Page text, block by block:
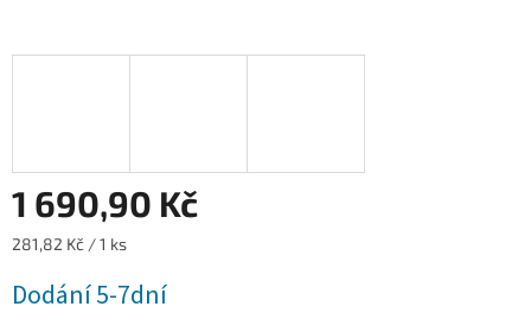
1 690,90 Kč
Měrná
281,82 Kč / 1 ks
Dodání 5-7dní